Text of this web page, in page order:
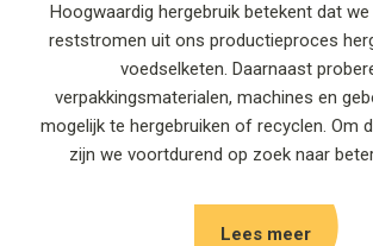
Hoogwaardig hergebruik betekent dat
reststromen uit ons productieproces
voedselketen. Daarnaast
verpakkingsmaterialen, machines en
mogelijk te hergebruiken of recyclen. Om
zijn we voortdurend op zoek naar
Lees meer